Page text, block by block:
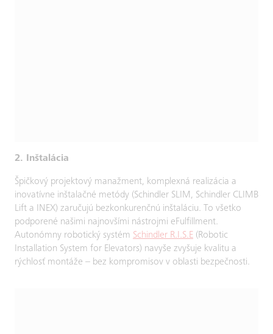
2. Inštalácia
Špičkový projektový manažment, komplexná realizácia a
inovatívne inštalačné metódy (Schindler SLIM, Schindler CLIMB
Lift a INEX) zaručujú bezkonkurenčnú inštaláciu. To všetko
podporené našimi najnovšími nástrojmi eFulfillment.
Autonómny robotický systém Schindler R.I.S.E (Robotic
Installation System for Elevators) navyše zvyšuje kvalitu a
rýchlosť montáže – bez kompromisov v oblasti bezpečnosti.